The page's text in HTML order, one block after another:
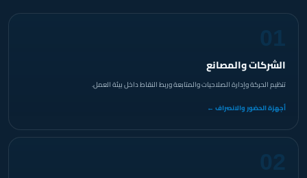
الشركات والمصانع
تنظيم الحركة وإدارة الصلاحيات والمتابعة وربط النقاط داخل بيئة العمل.
أجهزة الحضور والانصراف ←